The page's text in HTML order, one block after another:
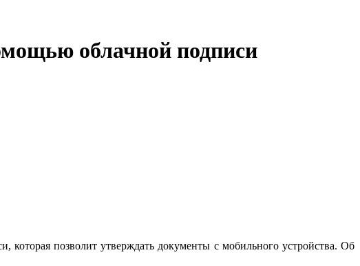
облачной подписи
позволит утверждать документы с мобильного устройства. Об